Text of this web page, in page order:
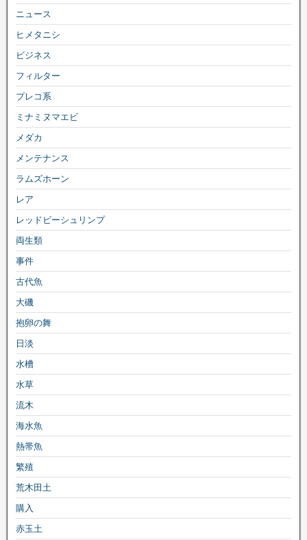
ニュース
ヒメタニシ
ビジネス
フィルター
プレコ系
ミナミヌマエビ
メダカ
メンテナンス
ラムズホーン
レア
レッドビーシュリンプ
両生類
事件
古代魚
大磯
抱卵の舞
日淡
水槽
水草
流木
海水魚
熱帯魚
繁殖
荒木田土
購入
赤玉土